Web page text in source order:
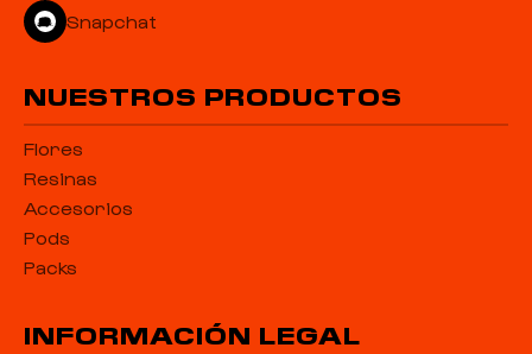
Snapchat
NUESTROS PRODUCTOS
Flores
Resinas
Accesorios
Pods
Packs
INFORMACIÓN LEGAL